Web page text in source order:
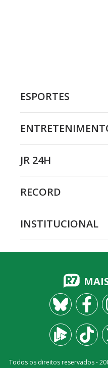
ESPORTES
JR 24H
RECORD
INSTITUCIONAL
Todos os direitos reservados -